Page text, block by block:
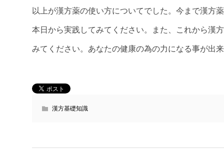
以上が漢方薬の使い方についてでした。今まで漢方
本日から実践してみてください。また、これから漢
みてください。あなたの健康の為の力になる事が出
漢方基礎知識